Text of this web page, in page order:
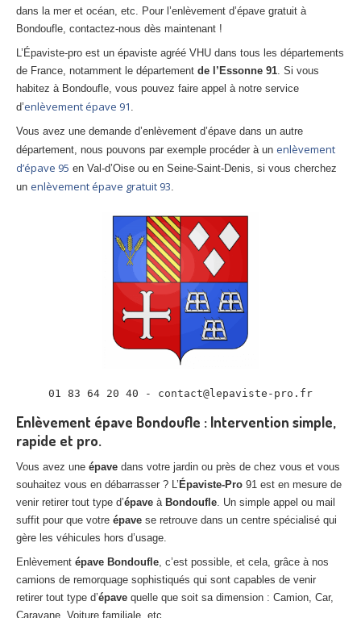
RACHATVÉHICULES
01 83 64 20 40
dans la mer et océan, etc. Pour l’enlèvement d’épave gratuit à
Bondoufle, contactez-nous dès maintenant !
L’Épaviste-pro est un épaviste agréé VHU dans tous les départements
de France, notamment le département de l’Essonne 91. Si vous
habitez à Bondoufle, vous pouvez faire appel à notre service
d’enlèvement épave 91 .
Vous avez une demande d’enlèvement d’épave dans un autre
département, nous pouvons par exemple procéder à un enlèvement
d’épave 95 en Val-d’Oise ou en Seine-Saint-Denis, si vous cherchez
un enlèvement épave gratuit 93.
01 83 64 20 40 - contact@lepaviste-pro.fr
Enlèvement épave Bondoufle : Intervention simple,
rapide et pro.
Vous avez une épave dans votre jardin ou près de chez vous et vous
souhaitez vous en débarrasser ? L’ Épaviste-Pro 91 est en mesure de
venir retirer tout type d’épave à Bondoufle. Un simple appel ou mail
suffit pour que votre épave se retrouve dans un centre spécialisé qui
gère les véhicules hors d’usage.
Enlèvement épave Bondoufle, c’est possible, et cela, grâce à nos
camions de remorquage sophistiqués qui sont capables de venir
retirer tout type d’épave quelle que soit sa dimension : Camion, Car,
Caravane, Voiture familiale, etc.